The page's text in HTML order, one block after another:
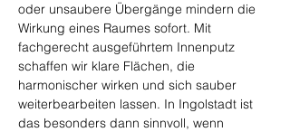
oder unsaubere Übergänge mindern die
Wirkung eines Raumes sofort. Mit
fachgerecht ausgeführtem Innenputz
schaffen wir klare Flächen, die
harmonischer wirken und sich sauber
weiterbearbeiten lassen. In Ingolstadt ist
das besonders dann sinnvoll, wenn